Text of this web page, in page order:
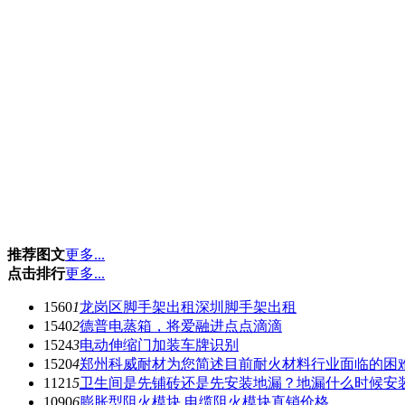
推荐图文更多...
点击排行更多...
15601龙岗区脚手架出租深圳脚手架出租
15402德普电蒸箱，将爱融进点点滴滴
15243电动伸缩门加装车牌识别
15204郑州科威耐材为您简述目前耐火材料行业面临的困
11215卫生间是先铺砖还是先安装地漏？地漏什么时候安
10906膨胀型阻火模块 电缆阻火模块直销价格